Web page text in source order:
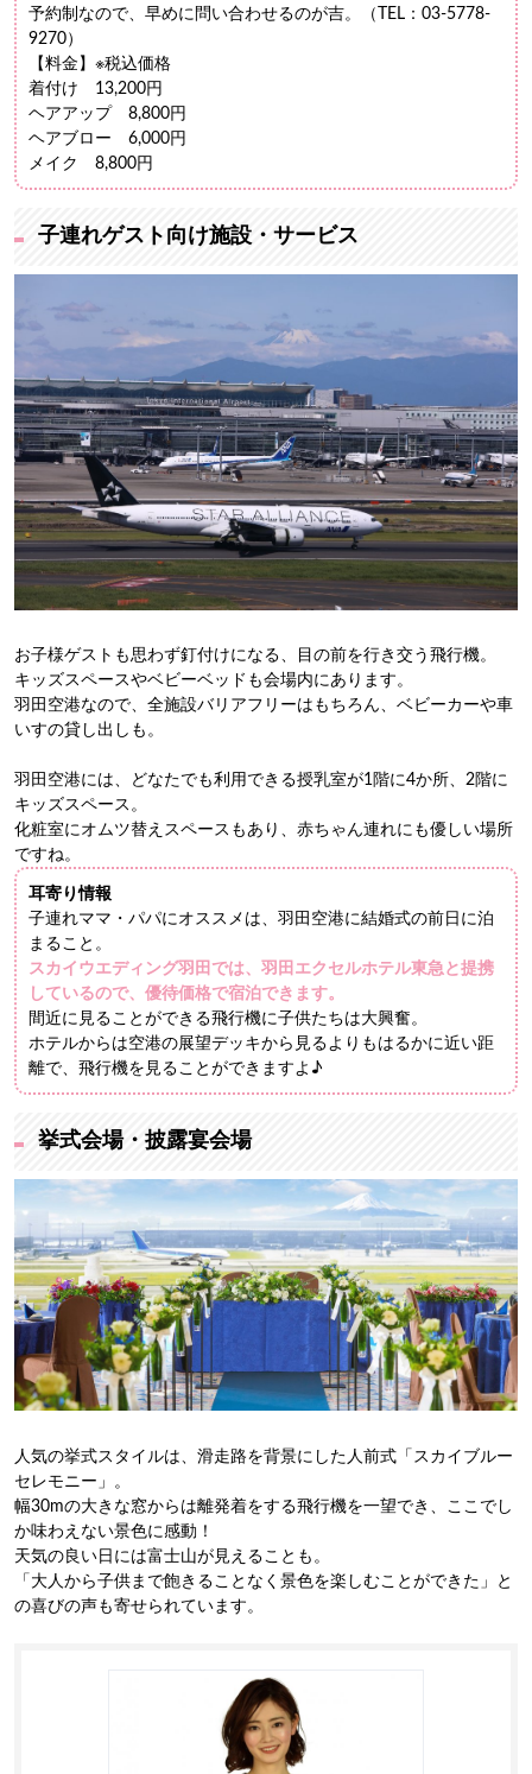
予約制なので、早めに問い合わせるのが吉。（TEL：03-5778-
9270）
【料金】※税込価格
着付け 13,200円
ヘアアップ 8,800円
ヘアブロー 6,000円
メイク 8,800円
子連れゲスト向け施設・サービス
お子様ゲストも思わず釘付けになる、目の前を行き交う飛行機。
キッズスペースやベビーベッドも会場内にあります。
羽田空港なので、全施設バリアフリーはもちろん、ベビーカーや車
いすの貸し出しも。
羽田空港には、どなたでも利用できる授乳室が1階に4か所、2階に
キッズスペース。
化粧室にオムツ替えスペースもあり、赤ちゃん連れにも優しい場所
ですね。
耳寄り情報
子連れママ・パパにオススメは、羽田空港に結婚式の前日に泊
まること。
スカイウエディング羽田では、羽田エクセルホテル東急と提携
しているので、優待価格で宿泊できます。
間近に見ることができる飛行機に子供たちは大興奮。
ホテルからは空港の展望デッキから見るよりもはるかに近い距
離で、飛行機を見ることができますよ♪
挙式会場・披露宴会場
人気の挙式スタイルは、滑走路を背景にした人前式「スカイブルー
セレモニー」。
幅30mの大きな窓からは離発着をする飛行機を一望でき、ここでし
か味わえない景色に感動！
天気の良い日には富士山が見えることも。
「大人から子供まで飽きることなく景色を楽しむことができた」と
の喜びの声も寄せられています。